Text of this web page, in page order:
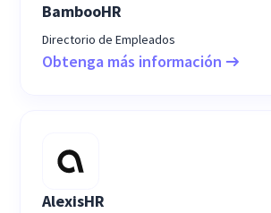
BambooHR
Directorio de Empleados
Obtenga más información
AlexisHR